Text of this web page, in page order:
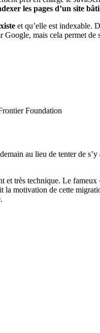
les pages d’un site
et qu’elle est indexable.
mais cela permet de
Foundation
au lieu de tenter de
très technique. Le
la motivation de cette